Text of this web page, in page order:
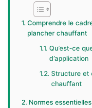
Comprendre le
plancher chauffant
Qu’est-ce
d’application
Structure et
chauffant
Normes